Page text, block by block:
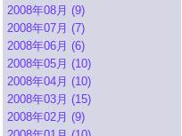
2008年08月 (9)
2008年07月 (7)
2008年06月 (6)
2008年05月 (10)
2008年04月 (10)
2008年03月 (15)
2008年02月 (9)